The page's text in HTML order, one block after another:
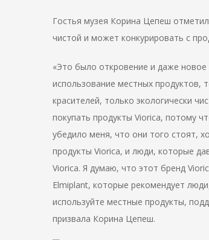
Гостья музея Корина Цепеш
чистой и может конкурировать с
«Это было откровение и даже
использование местных продуктов,
красителей, только экологически
покупать продукты Viorica, потому
убедило меня, что они того стоят,
продукты Viorica, и люди, которые
Viorica. Я думаю, что этот бренд
Elmiplant, которые рекомендует
используйте местные продукты,
призвала Корина Цепеш.